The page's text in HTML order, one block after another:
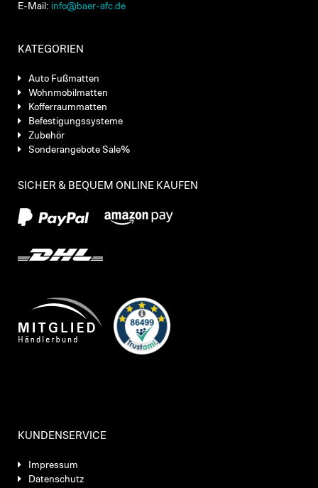
E-Mail: info@baer-afc.de
KATEGORIEN
Auto Fußmatten
Wohnmobilmatten
Kofferraummatten
Befestigungssysteme
Zubehör
Sonderangebote Sale%
SICHER & BEQUEM ONLINE KAUFEN
KUNDENSERVICE
Impressum
Datenschutz